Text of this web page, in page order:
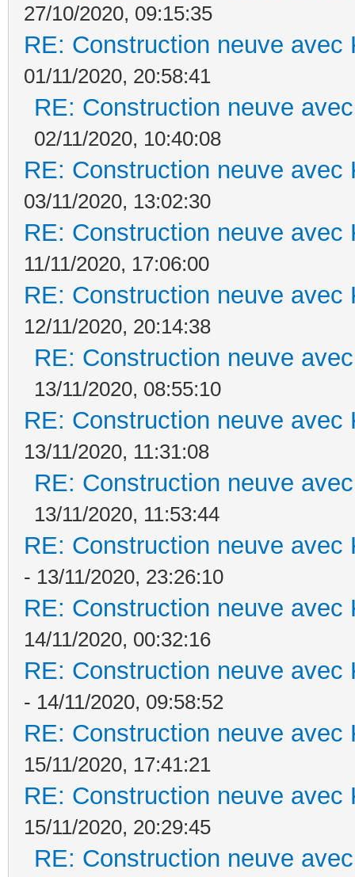
27/10/2020, 09:15:35
RE: Construction neuve avec
01/11/2020, 20:58:41
RE: Construction neuve
02/11/2020, 10:40:08
RE: Construction neuve avec
03/11/2020, 13:02:30
RE: Construction neuve avec
11/11/2020, 17:06:00
RE: Construction neuve avec
12/11/2020, 20:14:38
RE: Construction neuve
13/11/2020, 08:55:10
RE: Construction neuve avec
13/11/2020, 11:31:08
RE: Construction neuve
13/11/2020, 11:53:44
RE: Construction neuve avec
- 13/11/2020, 23:26:10
RE: Construction neuve avec
14/11/2020, 00:32:16
RE: Construction neuve avec
- 14/11/2020, 09:58:52
RE: Construction neuve avec
15/11/2020, 17:41:21
RE: Construction neuve avec
15/11/2020, 20:29:45
RE: Construction neuve